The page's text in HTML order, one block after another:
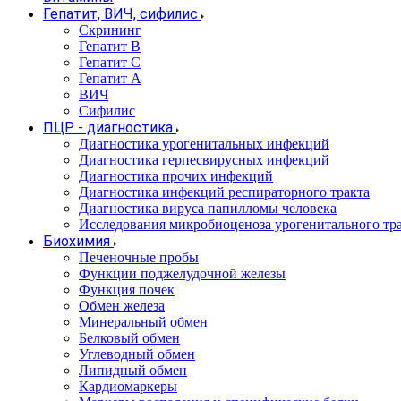
Гепатит, ВИЧ, сифилис
Скрининг
Гепатит В
Гепатит С
Гепатит А
ВИЧ
Сифилис
ПЦР - диагностика
Диагностика урогенитальных инфекций
Диагностика герпесвирусных инфекций
Диагностика прочих инфекций
Диагностика инфекций респираторного тракта
Диагностика вируса папилломы человека
Исследования микробиоценоза урогенитального
Биохимия
Печеночные пробы
Функции поджелудочной железы
Функция почек
Обмен железа
Минеральный обмен
Белковый обмен
Углеводный обмен
Липидный обмен
Кардиомаркеры